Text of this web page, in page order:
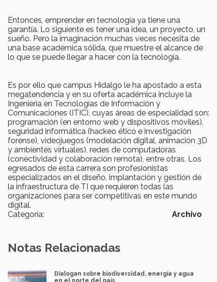
Entonces, emprender en tecnología ya tiene una
garantía. Lo siguiente es tener una idea, un proyecto, un
sueño. Pero la imaginación muchas veces necesita de
una base académica sólida, que muestre el alcance de
lo que se puede llegar a hacer con la tecnología.
Es por ello que campus Hidalgo le ha apostado a esta
megatendencia y en su oferta académica incluye la
Ingeniería en Tecnologías de Información y
Comunicaciones (ITIC), cuyas áreas de especialidad son:
programación (en entorno web y dispositivos móviles),
seguridad informática (hackeo ético e investigación
forense), videojuegos (modelación digital, animación 3D
y ambientes virtuales), redes de computadoras
(conectividad y colaboración remota), entre otras. Los
egresados de esta carrera son profesionistas
especializados en el diseño, implantación y gestión de
la infraestructura de TI que requieren todas las
organizaciones para ser competitivas en este mundo
digital.
Categoría:
Archivo
Notas Relacionadas
Dialogan sobre biodiversidad, energía y agua
en el norte del país